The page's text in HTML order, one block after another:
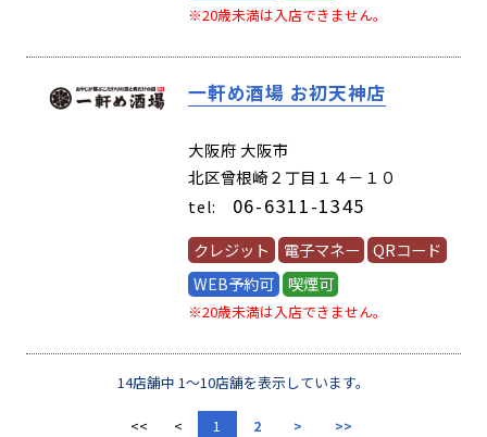
※20歳未満は入店できません。
一軒め酒場 お初天神店
大阪府 大阪市
北区曾根崎２丁目１４－１０
tel: 06-6311-1345
クレジット 電子マネー
QRコード
WEB予約可
喫煙可
※20歳未満は入店できません。
14店舗中 1～10店舗を表示しています。
<< < 1 2 > >>